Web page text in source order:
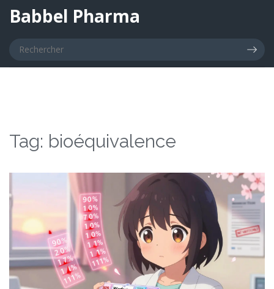
Babbel Pharma
Tag: bioéquivalence